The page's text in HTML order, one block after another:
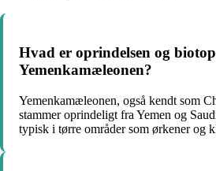
Hvad er oprindelsen og
Yemenkamæleonen?
Yemenkamæleonen, også kendt som
stammer oprindeligt fra Yemen og
typisk i tørre områder som ørkener og